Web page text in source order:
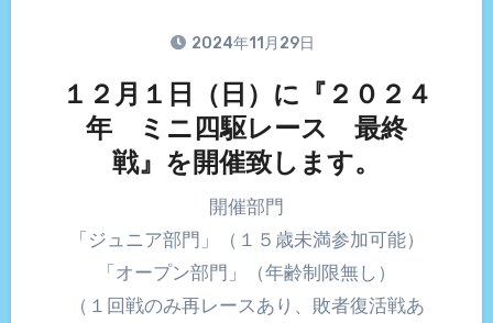
2024年11月29日
１２月１日（日）に『２０２４
年 ミニ四駆レース 最終
戦』を開催致します。
開催部門
「ジュニア部門」（１５歳未満参加可能）
「オープン部門」（年齢制限無し）
（１回戦のみ再レースあり、敗者復活戦あ